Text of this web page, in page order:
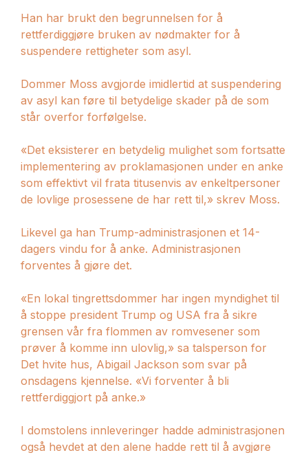
Han har brukt den begrunnelsen for å
rettferdiggjøre bruken av nødmakter for å
suspendere rettigheter som asyl.
Dommer Moss avgjorde imidlertid at suspendering
av asyl kan føre til betydelige skader på de som
står overfor forfølgelse.
«Det eksisterer en betydelig mulighet som fortsatte
implementering av proklamasjonen under en anke
som effektivt vil frata titusenvis av enkeltpersoner
de lovlige prosessene de har rett til,» skrev Moss.
Likevel ga han Trump-administrasjonen et 14-
dagers vindu for å anke. Administrasjonen
forventes å gjøre det.
«En lokal tingrettsdommer har ingen myndighet til
å stoppe president Trump og USA fra å sikre
grensen vår fra flommen av romvesener som
prøver å komme inn ulovlig,» sa talsperson for
Det hvite hus, Abigail Jackson som svar på
onsdagens kjennelse. «Vi forventer å bli
rettferdiggjort på anke.»
I domstolens innleveringer hadde administrasjonen
også hevdet at den alene hadde rett til å avgjøre